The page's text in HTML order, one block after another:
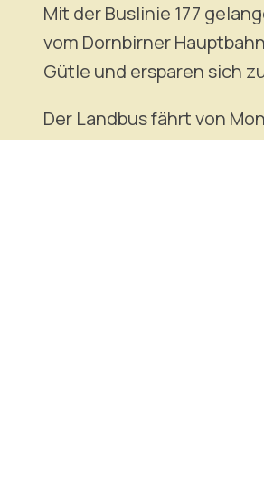
Mit der Buslinie 177
vom Dornbirner
Gütle und ersparen sich
Der Landbus fährt von
im Halbstundentakt von